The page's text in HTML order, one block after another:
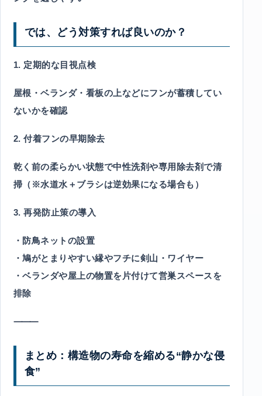
では、どう対策すれば良いのか？
1. 定期的な目視点検
屋根・ベランダ・看板の上などにフンが蓄積してい
ないかを確認
2. 付着フンの早期除去
乾く前の柔らかい状態で中性洗剤や専用除去剤で清
掃（※水道水＋ブラシは逆効果になる場合も）
3. 再発防止策の導入
・防鳥ネットの設置
・鳩がとまりやすい縁やフチに剣山・ワイヤー
・ベランダや屋上の物置を片付けて営巣スペースを
排除
⸻
まとめ：構造物の寿命を縮める“静かな侵
食”